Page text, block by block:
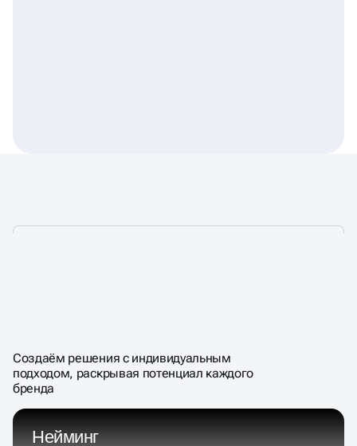
СТРАСТЬЮ К КРЕАТИВУ
Создаём решения с индивидуальным
подходом, раскрывая потенциал каждого
бренда
Нейминг